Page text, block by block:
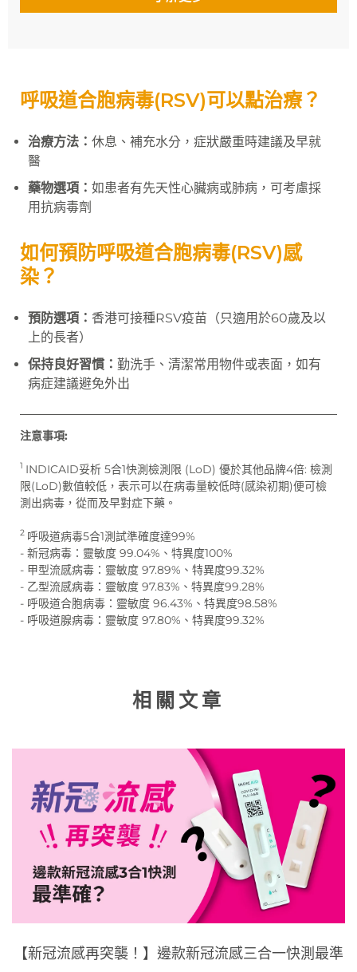
呼吸道合胞病毒(RSV)可以點治療？
治療方法： 休息、補充水分，症狀嚴重時建議及早就
醫
藥物選項： 如患者有先天性心臟病或肺病，可考慮採
用抗病毒劑
如何預防呼吸道合胞病毒(RSV)感
染？
預防選項： 香港可接種RSV疫苗（只適用於60歲及以
上的長者）
保持良好習慣： 勤洗手、清潔常用物件或表面，如有
病症建議避免外出
注意事項:
1 INDICAID妥析 5合1快測檢測限 (LoD) 優於其他品牌4倍: 檢測
限(LoD)數值較低，表示可以在病毒量較低時(感染初期)便可檢
測出病毒，從而及早對症下藥。
2 呼吸道病毒5合1測試準確度達99%
- 新冠病毒：靈敏度 99.04%、特異度100%
- 甲型流感病毒：靈敏度 97.89%、特異度99.32%
- 乙型流感病毒：靈敏度 97.83%、特異度99.28%
- 呼吸道合胞病毒：靈敏度 96.43%、特異度98.58%
- 呼吸道腺病毒：靈敏度 97.80%、特異度99.32%
相關文章
【新冠流感再突襲！】邊款新冠流感三合一快測最準